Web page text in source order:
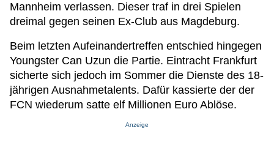
Mannheim verlassen. Dieser traf in drei Spielen
dreimal gegen seinen Ex-Club aus Magdeburg.
Beim letzten Aufeinandertreffen entschied hingegen
Youngster Can Uzun die Partie. Eintracht Frankfurt
sicherte sich jedoch im Sommer die Dienste des 18-
jährigen Ausnahmetalents. Dafür kassierte der der
FCN wiederum satte elf Millionen Euro Ablöse.
Anzeige